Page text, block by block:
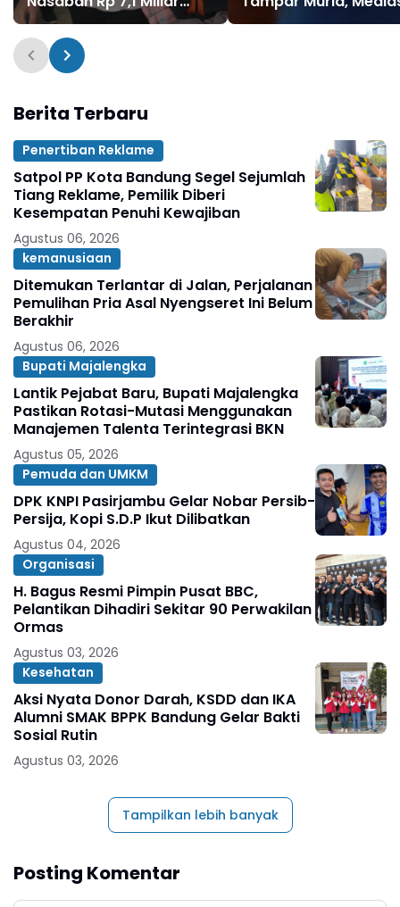
untuk Judi Online
Berhasil Pulihkan
Berita Terbaru
Penertiban Reklame
Satpol PP Kota Bandung Segel Sejumlah
Tiang Reklame, Pemilik Diberi
Kesempatan Penuhi Kewajiban
Agustus 06, 2026
kemanusiaan
Ditemukan Terlantar di Jalan, Perjalanan
Pemulihan Pria Asal Nyengseret Ini Belum
Berakhir
Agustus 06, 2026
Bupati Majalengka
Lantik Pejabat Baru, Bupati Majalengka
Pastikan Rotasi-Mutasi Menggunakan
Manajemen Talenta Terintegrasi BKN
Agustus 05, 2026
Pemuda dan UMKM
DPK KNPI Pasirjambu Gelar Nobar Persib-
Persija, Kopi S.D.P Ikut Dilibatkan
Agustus 04, 2026
Organisasi
H. Bagus Resmi Pimpin Pusat BBC,
Pelantikan Dihadiri Sekitar 90 Perwakilan
Ormas
Agustus 03, 2026
Kesehatan
Aksi Nyata Donor Darah, KSDD dan IKA
Alumni SMAK BPPK Bandung Gelar Bakti
Sosial Rutin
Agustus 03, 2026
Tampilkan lebih banyak
Posting Komentar